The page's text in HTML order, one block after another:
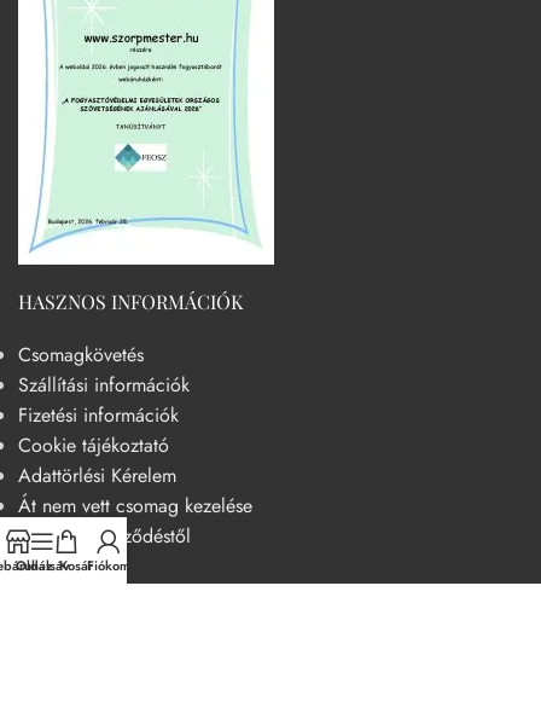
HASZNOS INFORMÁCIÓK
Csomagkövetés
Szállítási információk
Fizetési információk
Cookie tájékoztató
Adattörlési Kérelem
Át nem vett csomag kezelése
Elállás a szerződéstől
OldalsávKosárFiókom